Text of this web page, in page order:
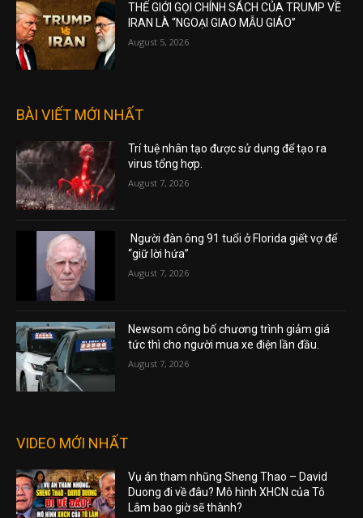
THẾ GIỚI GỌI CHÍNH SÁCH CỦA TRUMP VỀ
IRAN LÀ “NGOẠI GIAO MẪU GIÁO”
August 5, 2026
BÀI VIẾT MỚI NHẤT
Trí tuệ nhân tạo được sử dụng để tạo ra
virus tổng hợp.
August 7, 2026
Người đàn ông 91 tuổi ở Florida giết vợ để
“giữ lời hứa”
August 7, 2026
Newsom công bố chương trình giảm giá
tức thì cho người mua xe điện lần đầu.
August 7, 2026
VIDEO MỚI NHẤT
Vụ án tham nhũng Sheng Thao – David
Duong đi về đâu? Mô hình XHCN của Tô
Lâm bao giờ sẽ thành?